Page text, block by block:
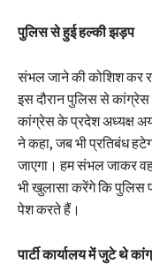
पुलिस से हुई हल्की झड़प
संभल जाने की कोशिश कर
इस दौरान पुलिस से
कांग्रेस के प्रदेश अध्यक्ष
ने कहा, जब भी प्रतिबंध
जाएगा। हम संभल जाकर
भी खुलासा करेंगे कि पुलिस
पेश करते हैं।
पार्टी कार्यालय में जुटे थे